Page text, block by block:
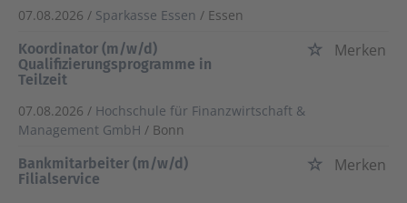
07.08.2026 / Sparkasse Essen / Essen
Koordinator (m/w/d)
Qualifizierungsprogramme in
Teilzeit
Merken
07.08.2026 / Hochschule für Finanzwirtschaft &
Management GmbH / Bonn
Bankmitarbeiter (m/w/d)
Filialservice
Merken